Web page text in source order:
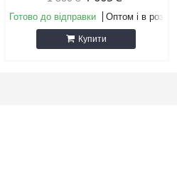
Готово до відправки Оптом і в роздріб
Купити